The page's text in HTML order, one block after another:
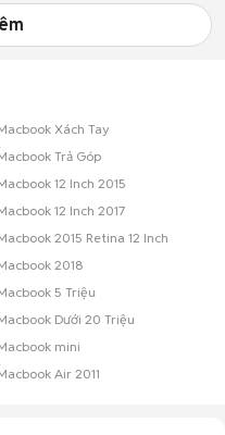
Xách Tay
Trả Góp
12 Inch 2015
12 Inch 2017
2015 Retina 12 Inch
2018
5 Triệu
Dưới 20 Triệu
mini
Air 2011